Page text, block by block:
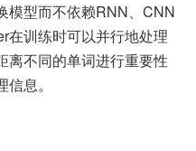
模型而不依赖RNN、CNN
在训练时可以并行地处理
离不同的单词进行重要性
息。